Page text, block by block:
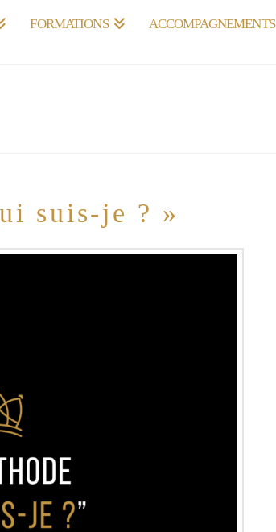
FORMATIONS ACCOMPAGNEMENTS
suis-je ? »